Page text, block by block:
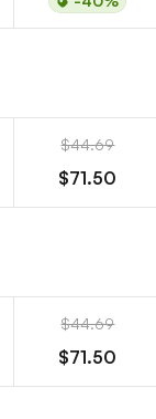
$44.69
$71.50
$44.69
$71.50